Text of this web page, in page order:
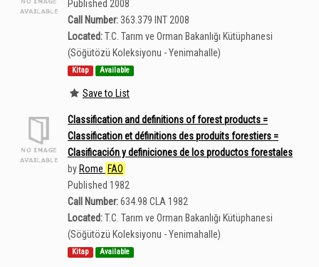
Published 2008
Call Number: 363.379 INT 2008
Located:T.C. Tarım ve Orman Bakanlığı Kütüphanesi
(Söğütözü Koleksiyonu - Yenimahalle)
Kitap Available
Save to List
Classification and definitions of forest products =
Classification et définitions des produits forestiers =
Clasificación y definiciones de los productos forestales
by Rome FAO
Published 1982
Call Number:634.98 CLA 1982
Located:T.C. Tarım ve Orman Bakanlığı Kütüphanesi
(Söğütözü Koleksiyonu - Yenimahalle)
Kitap Available